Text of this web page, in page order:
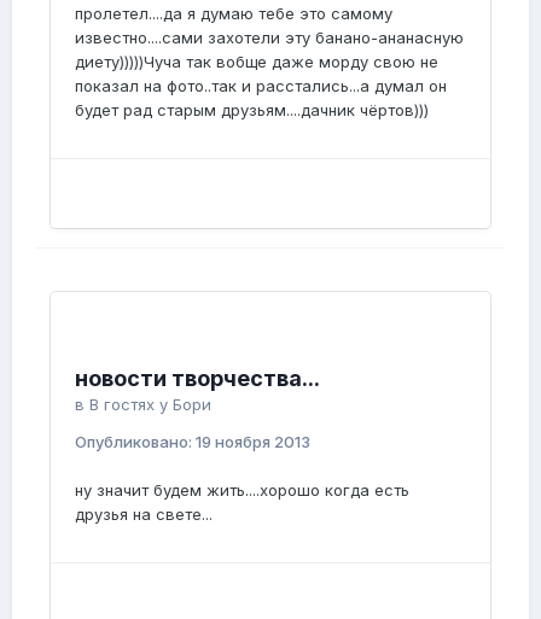
пролетел....да я думаю тебе это самому
известно....сами захотели эту банано-ананасную
диету)))))Чуча так вобще даже морду свою не
показал на фото..так и расстались...а думал он
будет рад старым друзьям....дачник чёртов)))
новости творчества...
в В гостях у Бори
Опубликовано: 19 ноября 2013
ну значит будем жить....хорошо когда есть
друзья на свете...